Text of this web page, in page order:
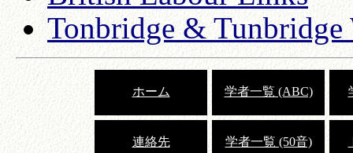
Tonbridge & Tunbridge
ホーム 学者一覧 (ABC)
連絡先 学者一覧 (50音)